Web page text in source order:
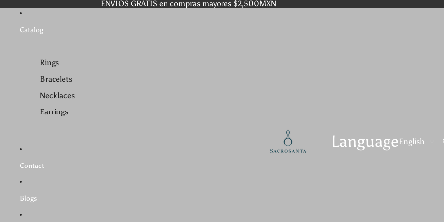
ENVÍOS GRATIS en compras mayores $2,500MXN
Catalog
Rings
Bracelets
Necklaces
Earrings
Contact
Blogs
Language